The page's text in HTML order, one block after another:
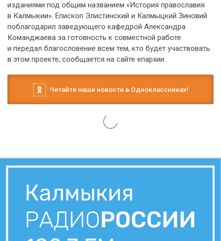
изданиями под общим названием «История православия
в Калмыкии». Епископ Элистинский и Калмыцкий Зиновий
поблагодарил заведующего кафедрой Александра
Команджаева за готовность к совместной работе
и передал благословение всем тем, кто будет участвовать
в этом проекте, сообщается на сайте епархии.
Читайте наши новости в Одноклассниках!